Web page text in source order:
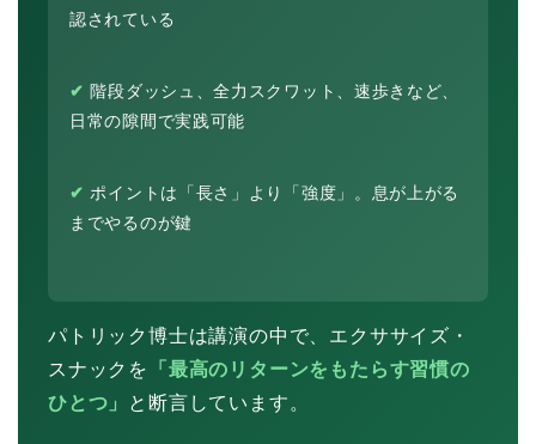
認されている
✔ 階段ダッシュ、全力スクワット、速歩きなど、
日常の隙間で実践可能
✔ ポイントは「長さ」より「強度」。息が上がる
までやるのが鍵
パトリック博士は講演の中で、エクササイズ・
スナックを
「最高のリターンをもたらす習慣の
ひとつ」
と断言しています。